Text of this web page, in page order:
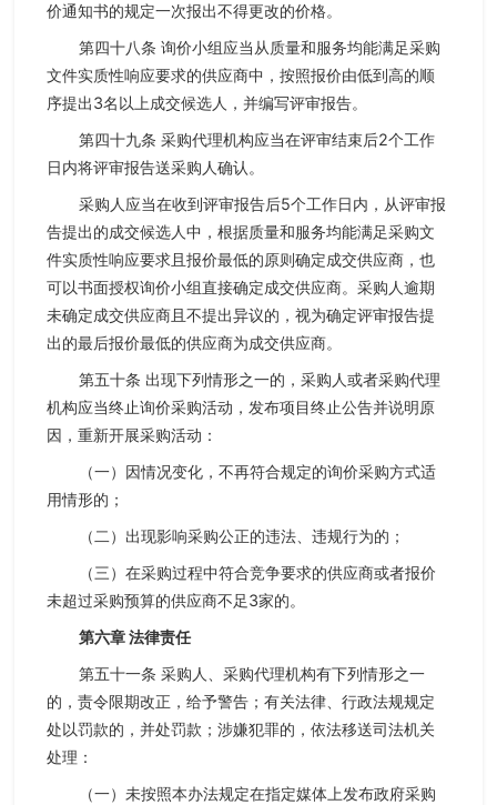
价通知书的规定一次报出不得更改的价格。
第四十八条 询价小组应当从质量和服务均能满足采购
文件实质性响应要求的供应商中，按照报价由低到高的顺
序提出3名以上成交候选人，并编写评审报告。
第四十九条 采购代理机构应当在评审结束后2个工作
日内将评审报告送采购人确认。
采购人应当在收到评审报告后5个工作日内，从评审报
告提出的成交候选人中，根据质量和服务均能满足采购文
件实质性响应要求且报价最低的原则确定成交供应商，也
可以书面授权询价小组直接确定成交供应商。采购人逾期
未确定成交供应商且不提出异议的，视为确定评审报告提
出的最后报价最低的供应商为成交供应商。
第五十条 出现下列情形之一的，采购人或者采购代理
机构应当终止询价采购活动，发布项目终止公告并说明原
因，重新开展采购活动：
（一）因情况变化，不再符合规定的询价采购方式适
用情形的；
（二）出现影响采购公正的违法、违规行为的；
（三）在采购过程中符合竞争要求的供应商或者报价
未超过采购预算的供应商不足3家的。
第六章 法律责任
第五十一条 采购人、采购代理机构有下列情形之一
的，责令限期改正，给予警告；有关法律、行政法规规定
处以罚款的，并处罚款；涉嫌犯罪的，依法移送司法机关
处理：
（一）未按照本办法规定在指定媒体上发布政府采购